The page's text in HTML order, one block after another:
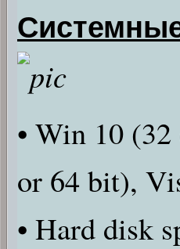
• Win 10
or 64 bit),
• Hard disk